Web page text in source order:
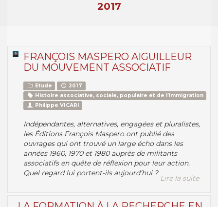
2017
FRANÇOIS MASPERO AIGUILLEUR
DU MOUVEMENT ASSOCIATIF
Etude
2017
Histoire associative, sociale, populaire et de l’immigration
Philippe VICARI
Indépendantes, alternatives, engagées et pluralistes,
les Éditions François Maspero ont publié des
ouvrages qui ont trouvé un large écho dans les
années 1960, 1970 et 1980 auprès de militants
associatifs en quête de réflexion pour leur action.
Quel regard lui portent-ils aujourd’hui ?
Lire la suite